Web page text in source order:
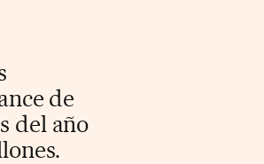
de
del año